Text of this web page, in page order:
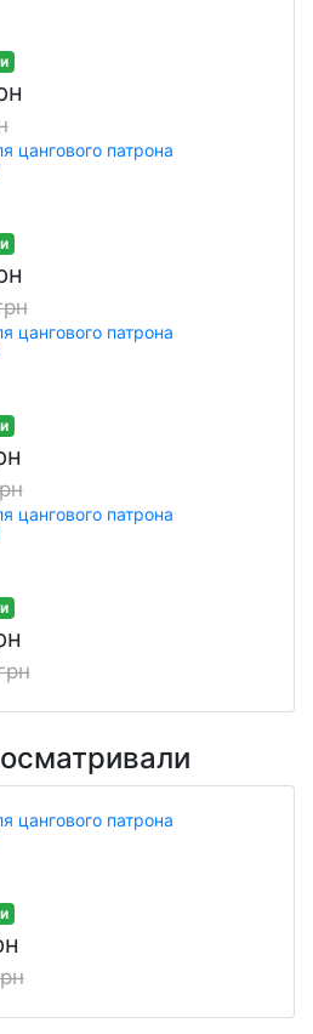
цангового патрона
цангового патрона
цангового патрона
цангового патрона